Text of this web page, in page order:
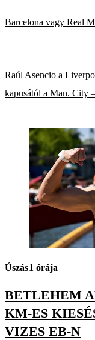
Barcelona vagy Real
Raúl Asencio a
kapusától a Man. City
Úszás1 órája
BETLEHEM
KM-ES
VIZES EB-N